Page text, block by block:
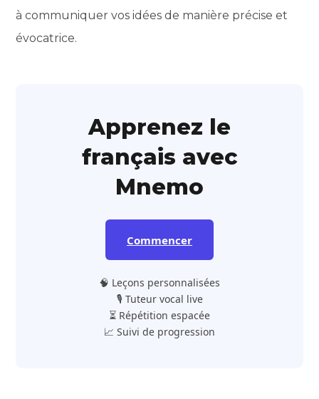
à communiquer vos idées de manière précise et
évocatrice.
Apprenez le
français avec
Mnemo
Commencer
🧠 Leçons personnalisées
🎙️ Tuteur vocal live
⏳ Répétition espacée
📈 Suivi de progression